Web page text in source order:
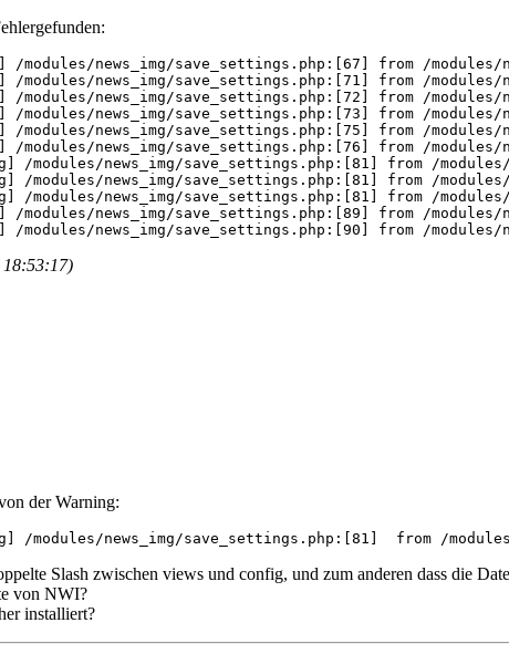
/modules/news_img/save_settings.php:[67] from /
/modules/news_img/save_settings.php:[71] from /
/modules/news_img/save_settings.php:[72] from /
/modules/news_img/save_settings.php:[73] from /
/modules/news_img/save_settings.php:[75] from /
/modules/news_img/save_settings.php:[76] from /
/modules/news_img/save_settings.php:[81] from /
/modules/news_img/save_settings.php:[81] from /
/modules/news_img/save_settings.php:[81] from /
/modules/news_img/save_settings.php:[89] from /
/modules/news_img/save_settings.php:[90] from /
18:53:17)
der Warning:
/modules/news_img/save_settings.php:[81]  from /
Slash zwischen views und config, und zum anderen dass die
von NWI?
installiert?